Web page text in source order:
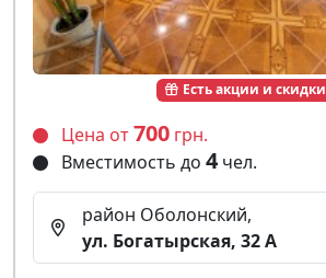
Есть акции и скидки
Цена от700 грн.
Вместимость до 4 чел.
район Оболонский,
ул. Богатырская, 32 A